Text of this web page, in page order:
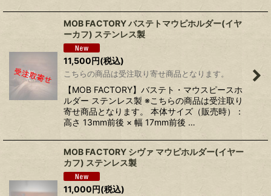
MOB FACTORY バステトマウピホルダー(イヤ
ーカフ) ステンレス製
11,500円(税込)
こちらの商品は受注取り寄せ商品となります。
【MOB FACTORY】バステト・マウスピースホ
ルダー ステンレス製 ※こちらの商品は受注取り
寄せ商品となります。 本体サイズ（販売時）：
高さ 13mm前後 × 幅 17mm前後 …
MOB FACTORY シヴァ マウピホルダー(イヤー
カフ) ステンレス製
11,000円(税込)